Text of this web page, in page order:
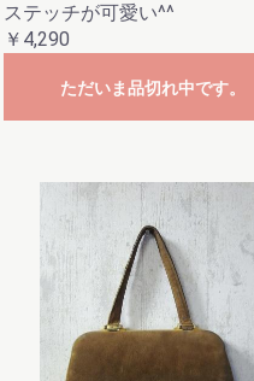
ステッチが可愛い^^
￥4,290
ただいま品切れ中です。